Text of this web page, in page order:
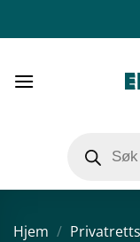
search
Hjem /